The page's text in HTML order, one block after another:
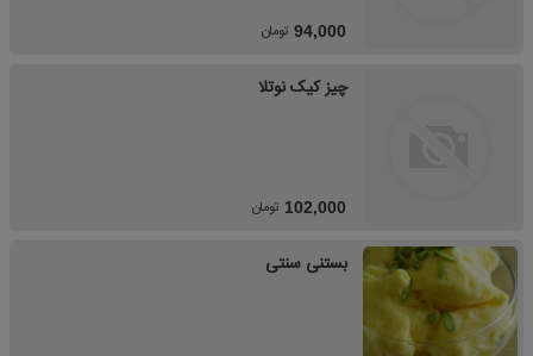
94,000 تومان
چیز کیک نوتلا
102,000 تومان
بستنی سنتی